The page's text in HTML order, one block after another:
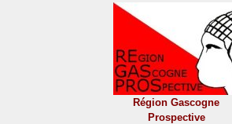
Région Gascogne
Prospective